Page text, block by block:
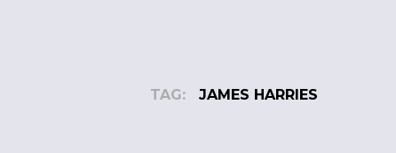
TAG: JAMES HARRIES